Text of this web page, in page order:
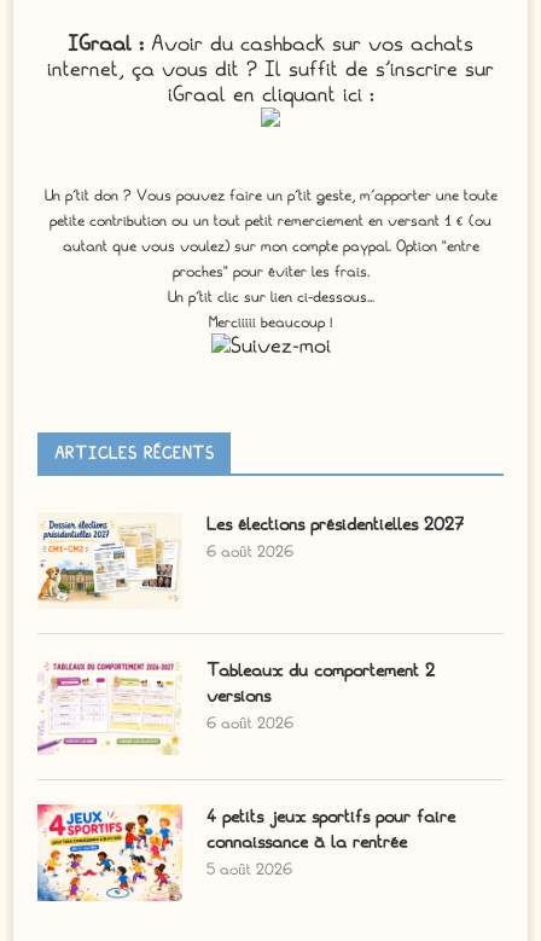
IGraal : Avoir du cashback sur vos achats
internet, ça vous dit ? Il suffit de s'inscrire sur
iGraal en cliquant ici :
Un p'tit don ? Vous pouvez faire un p’tit geste, m’apporter une toute
petite contribution ou un tout petit remerciement en versant 1 € (ou
autant que vous voulez) sur mon compte paypal. Option "entre
proches" pour éviter les frais.
Un p'tit clic sur lien ci-dessous...
Merciiiii beaucoup !
ARTICLES RÉCENTS
Les élections présidentielles 2027
6 août 2026
Tableaux du comportement 2
versions
6 août 2026
4 petits jeux sportifs pour faire
connaissance à la rentrée
5 août 2026